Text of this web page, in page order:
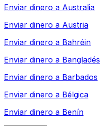
Enviar dinero a Australia
Enviar dinero a Austria
Enviar dinero a Bahréin
Enviar dinero a Bangladés
Enviar dinero a Barbados
Enviar dinero a Bélgica
Enviar dinero a Benín